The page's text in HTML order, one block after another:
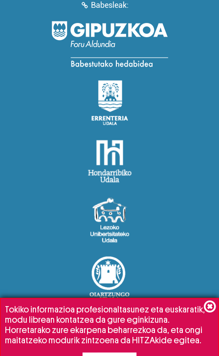
Babesleak:
Tokiko informazioa profesionaltasunez eta euskaratik,
modu librean kontatzea da gure eginkizuna.
Horretarako zure ekarpena beharrezkoa da, eta ongi
maitatzeko modurik zintzoena da HITZAkide egitea.